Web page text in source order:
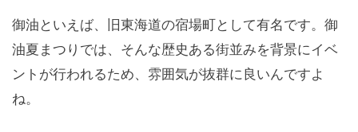
御油といえば、旧東海道の宿場町として有名です。御
油夏まつりでは、そんな歴史ある街並みを背景にイベ
ントが行われるため、雰囲気が抜群に良いんですよ
ね。